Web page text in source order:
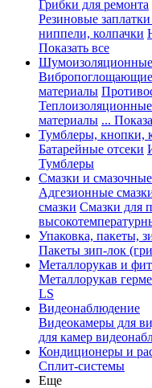
Грибки для ремонта
Резиновые
ниппели, колпачки
Показать все
материалы
материалы ...
Тумблеры, кнопки,
Батарейные отсеки
Тумблеры
Смазки и
Адгезионные
смазки Смазки для
Упаковка, пакеты,
Пакеты зип-лок
Металлорукав и
Металлорукав
LS
Видеонаблюдение
Видеокамеры для
для камер
Кондиционеры и
Сплит-системы
Еще